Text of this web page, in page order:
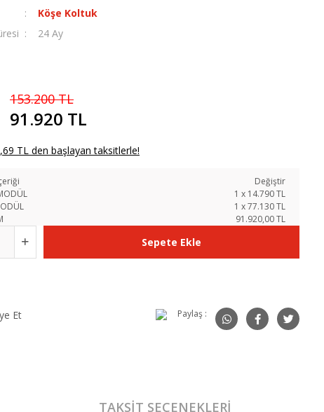
Köşe Koltuk
24 Ay
153.200 TL
91.920 TL
TL den başlayan taksitlerle!
Değiştir
1 x 14.790TL
1 x77.130TL
91.920,00 TL
Sepete Ekle
Et Paylaş :
TAKSIT SEÇENEKLERI